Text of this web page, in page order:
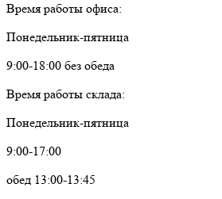
Время работы офиса:
Понедельник-пятница
9:00-18:00 без обеда
Время работы склада:
Понедельник-пятница
9:00-17:00
обед 13:00-13:45